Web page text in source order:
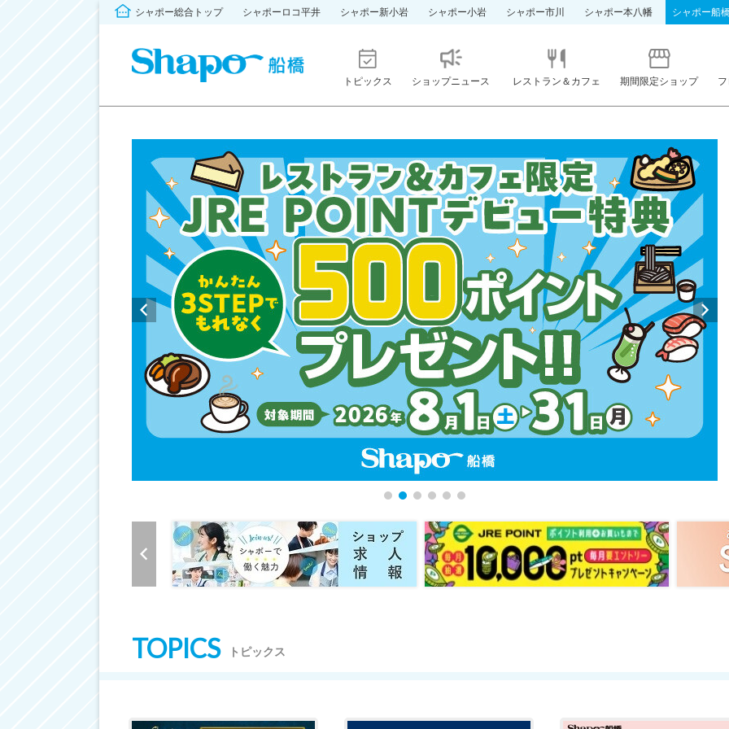
シャポー総合トップ シャポーロコ平井 シャポー新小岩 シャポー小岩 シャポー市川 シャポー本八幡 シャポー船
トピックス ショップニュース レストラン＆カフェ 期間限定ショップ
TOPICS トピックス